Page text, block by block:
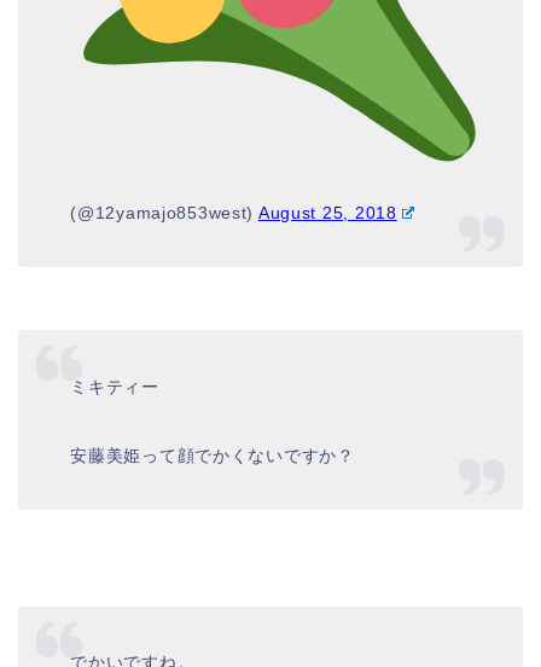
(@12yamajo853west) August 25, 2018
ミキティー
安藤美姫って顔でかくないですか？
でかいですね。